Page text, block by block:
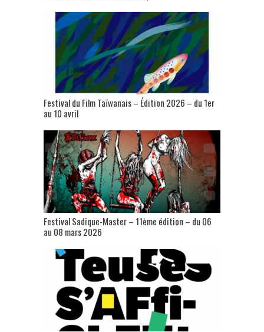
Festival du Film Taïwanais – Édition 2026 – du 1er
au 10 avril
Festival Sadique-Master – 11ème édition – du 06
au 08 mars 2026